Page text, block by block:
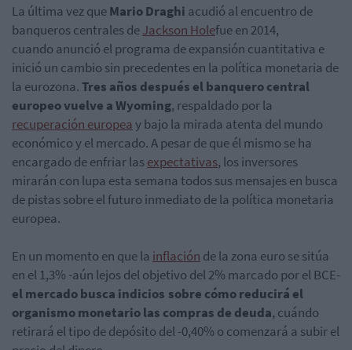
La última vez queMario Draghi acudió al encuentro de
banqueros centrales deJackson Holefue en 2014,
cuando anunció el programa de expansión cuantitativa e
inició un cambio sin precedentes en la política monetaria de
la eurozona.Tres años después el banquero central
europeo vuelve a Wyoming, respaldado por la
recuperación europea y bajo la mirada atenta del mundo
económico y el mercado. A pesar de que él mismo se ha
encargado de enfriar lasexpectativas, los inversores
mirarán con lupa esta semana todos sus mensajes en busca
de pistas sobre el futuro inmediato de la política monetaria
europea.
En un momento en que la inflación de la zona euro se sitúa
en el 1,3% -aún lejos del objetivo del 2% marcado por el BCE-
el mercado busca indicios sobre cómo reducirá el
organismo monetario las compras de deuda, cuándo
retirará el tipo de depósito del -0,40% o comenzará a subir el